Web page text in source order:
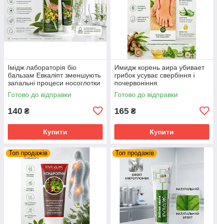
Імідж лабораторія біо
бальзам Евкаліпт зменшують
запальні процеси носоглотки
Готово до відправки
140 ₴
Купити
Имидж корень аира убивает
грибок усуває свербіння і
почервоніння
Готово до відправки
165 ₴
Купити
Топ продажів Топ продажів